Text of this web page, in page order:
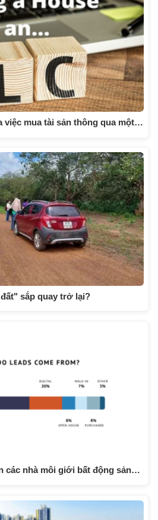
việc mua tài sản thông qua một…
sắp quay trở lại?
các nhà môi giới bất động sản…